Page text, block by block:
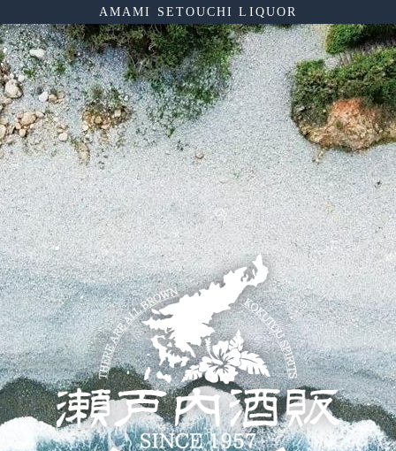
AMAMI SETOUCHI LIQUOR